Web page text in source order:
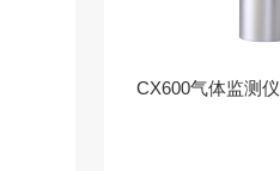
CX600气体监测仪